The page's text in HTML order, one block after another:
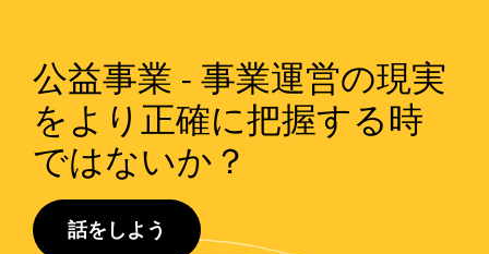
公益事業 - 事業運営の現実
をより正確に把握する時
ではないか？
話をしよう